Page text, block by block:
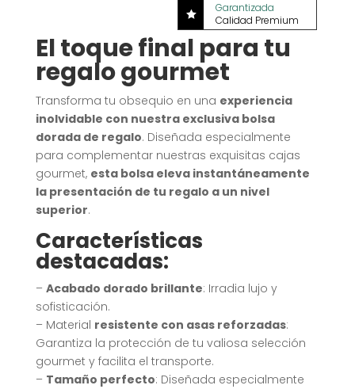

Garantizada
Calidad Premium
El toque final para tu
regalo gourmet
Transforma tu obsequio en una experiencia
inolvidable con nuestra exclusiva bolsa
dorada de regalo. Diseñada especialmente
para complementar nuestras exquisitas cajas
gourmet, esta bolsa eleva instantáneamente
la presentación de tu regalo a un nivel
superior.
Características
destacadas:
– Acabado dorado brillante: Irradia lujo y
sofisticación.
– Material resistente con asas reforzadas:
Garantiza la protección de tu valiosa selección
gourmet y facilita el transporte.
– Tamaño perfecto: Diseñada especialmente